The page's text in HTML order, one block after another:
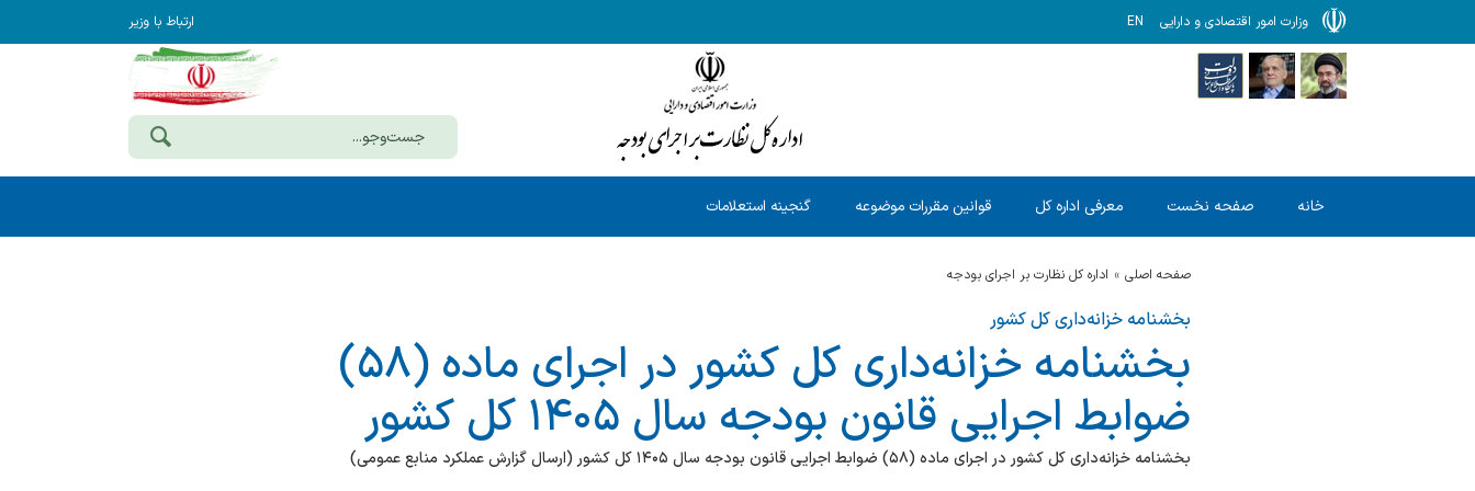
وزارت امور اقتصادی و دارایی EN ارتباط با وزیر
خانه صفحه نخست معرفی اداره کل قوانین مقررات موضوعه گنجینه استعلامات
صفحه اصلی اداره كل نظارت بر اجراي بودجه
بخشنامه خزانه‌داری کل کشور
بخشنامه خزانه‌داری کل کشور در اجرای ماده (۵۸)
ضوابط اجرایی قانون بودجه سال ۱۴۰۵ کل کشور
بخشنامه خزانه‌داری کل کشور در اجرای ماده (۵۸) ضوابط اجرایی قانون بودجه سال ۱۴۰۵ کل کشور (ارسال گزارش عملکرد منابع عمومی)